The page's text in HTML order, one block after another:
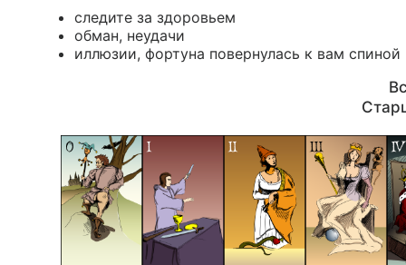
следите за здоровьем
обман, неудачи
иллюзии, фортуна повернулась к вам спиной